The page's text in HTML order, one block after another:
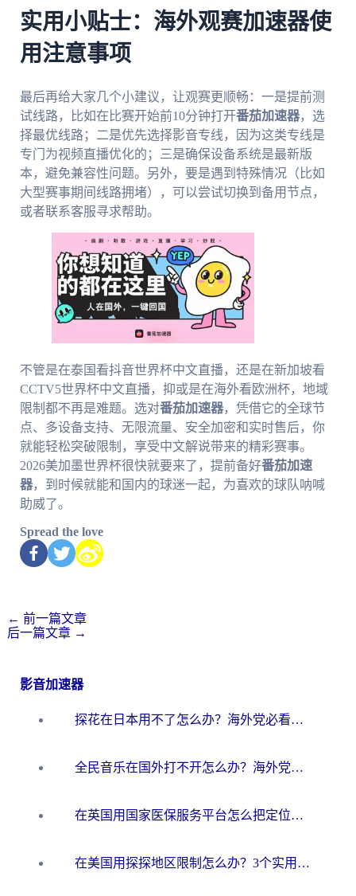
实用小贴士：海外观赛加速器使
用注意事项
最后再给大家几个小建议，让观赛更顺畅：一是提前测
试线路，比如在比赛开始前10分钟打开番茄加速器，选
择最优线路；二是优先选择影音专线，因为这类专线是
专门为视频直播优化的；三是确保设备系统是最新版
本，避免兼容性问题。另外，要是遇到特殊情况（比如
大型赛事期间线路拥堵），可以尝试切换到备用节点，
或者联系客服寻求帮助。
不管是在泰国看抖音世界杯中文直播，还是在新加坡看
CCTV5世界杯中文直播，抑或是在海外看欧洲杯，地域
限制都不再是难题。选对番茄加速器，凭借它的全球节
点、多设备支持、无限流量、安全加密和实时售后，你
就能轻松突破限制，享受中文解说带来的精彩赛事。
2026美加墨世界杯很快就要来了，提前备好番茄加速
器，到时候就能和国内的球迷一起，为喜欢的球队呐喊
助威了。
Spread the love
← 前一篇文章
后一篇文章 →
影音加速器
探花在日本用不了怎么办？海外党必看的回国加速解决方案（附多场景实测）
全民音乐在国外打不开怎么办？海外党亲测有效的回国加速方案
在英国用国家医保服务平台怎么把定位修改到中国国内？海外党必看的解决指南（附腾讯视频伊对可用方法）
在美国用探探地区限制怎么办？3个实用技巧帮你搞定（附咪咕豆瓣音乐限制破解法）